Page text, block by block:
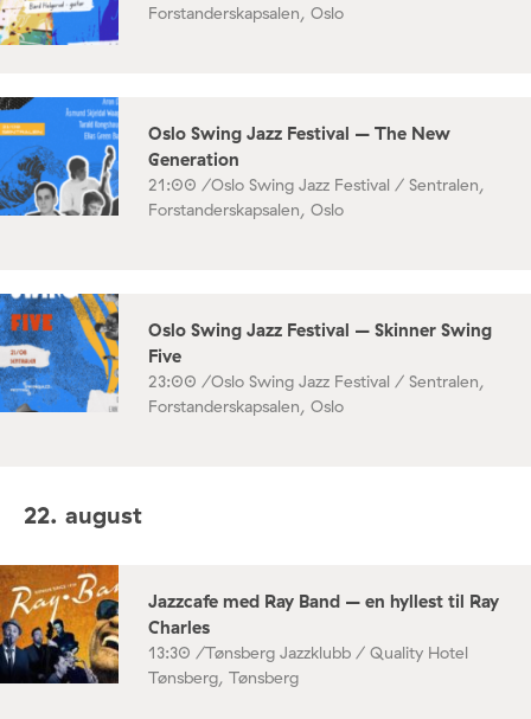
Forstanderskapsalen, Oslo
Oslo Swing Jazz Festival – The New
Generation
21:00 /Oslo Swing Jazz Festival / Sentralen,
Forstanderskapsalen, Oslo
Oslo Swing Jazz Festival – Skinner Swing
Five
23:00 /Oslo Swing Jazz Festival / Sentralen,
Forstanderskapsalen, Oslo
22. august
Jazzcafe med Ray Band – en hyllest til Ray
Charles
13:30 /Tønsberg Jazzklubb / Quality Hotel
Tønsberg, Tønsberg